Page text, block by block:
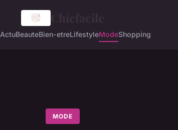
ActuBeauteBien-etreLifestyleModeShopping
MODE